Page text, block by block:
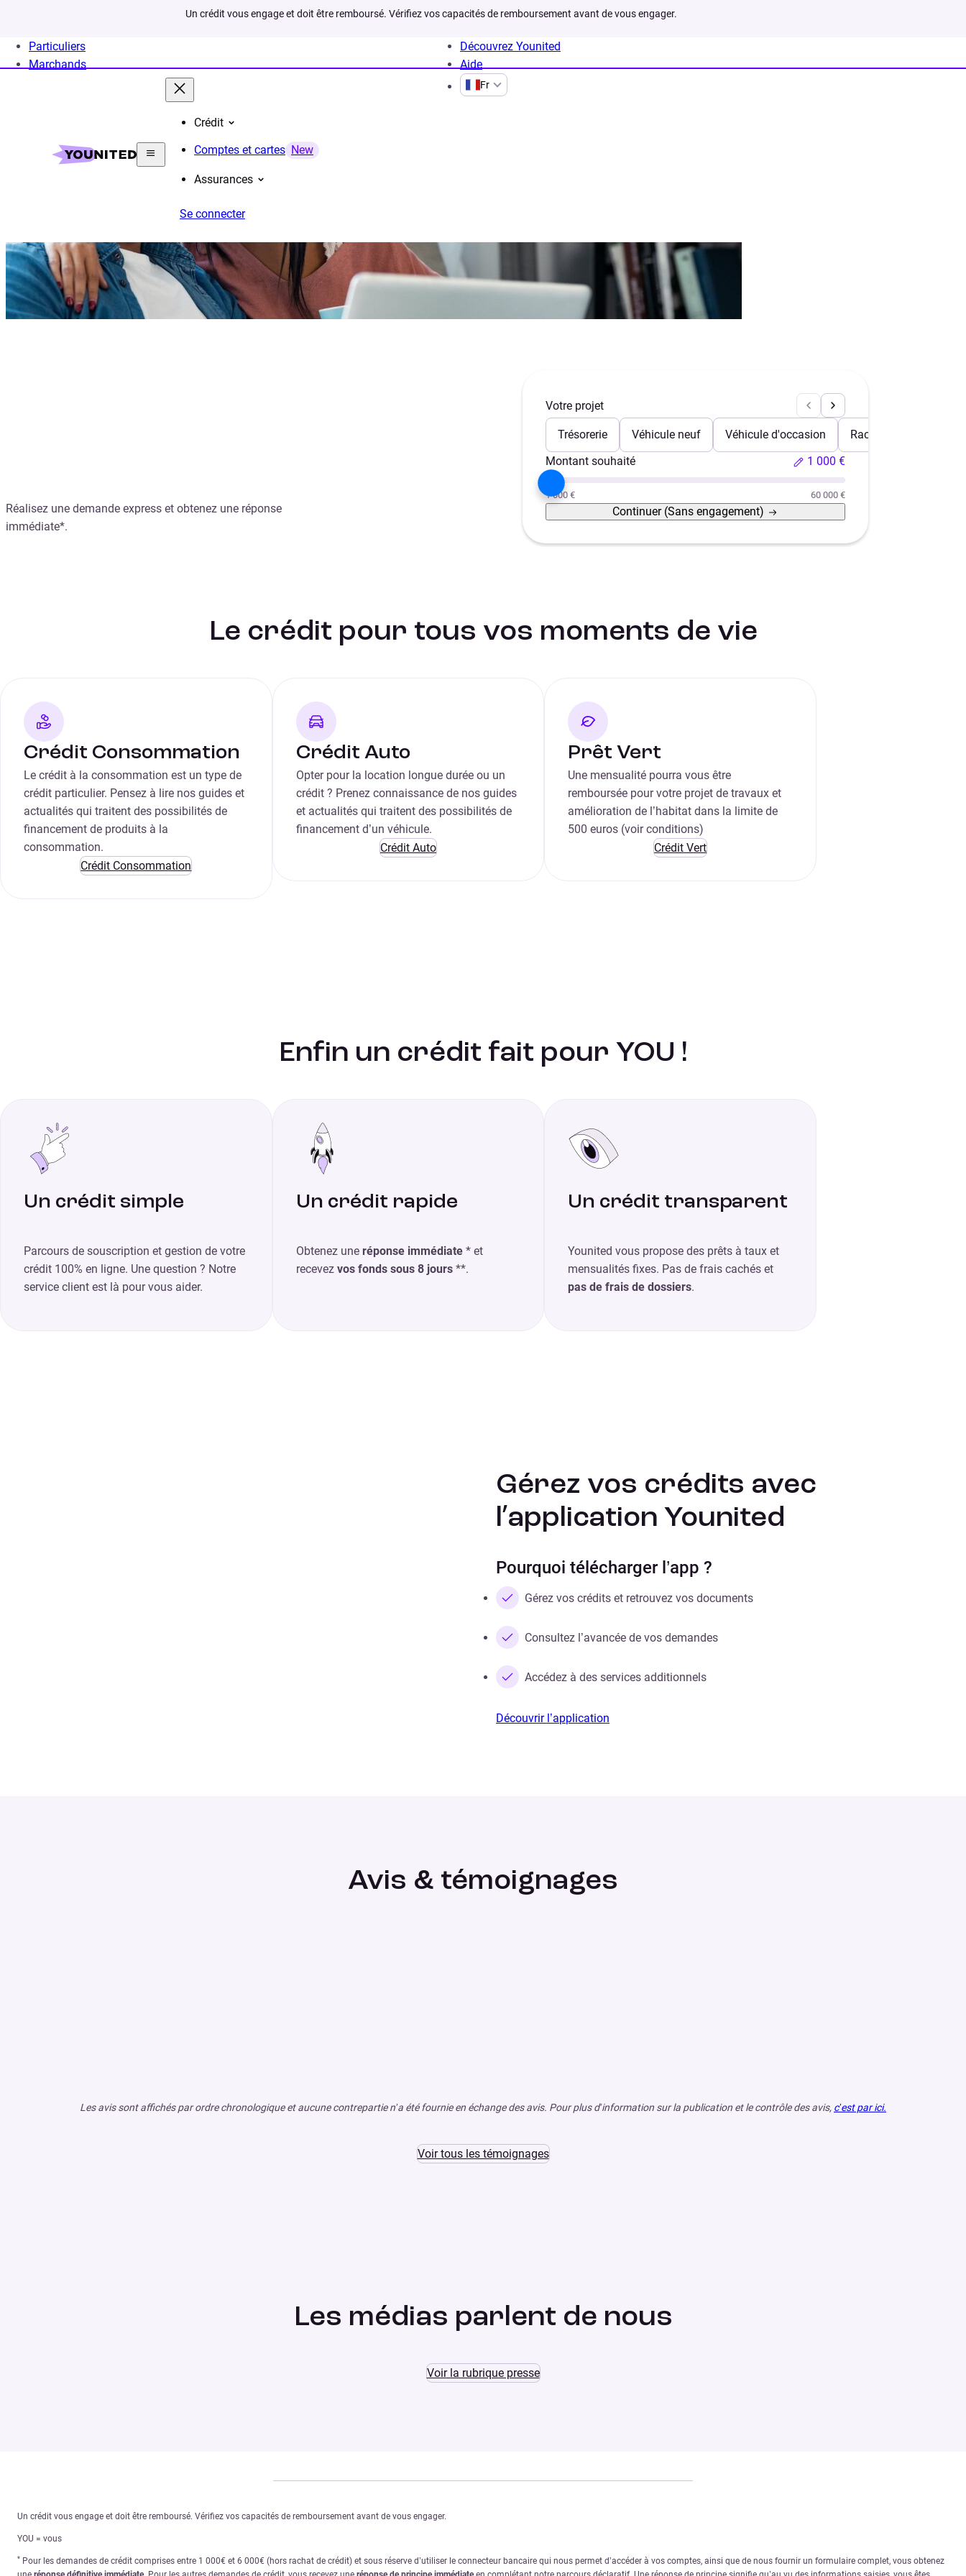
Un crédit vous engage et doit être remboursé. Vérifiez vos capacités de remboursement avant de vous engager.
Particuliers
Marchands
Découvrez Younited
Aide
Fr
Crédit
Comptes et cartes New
Assurances
Se connecter
Réalisez une demande express et obtenez une réponse
immédiate*.
Votre projet
Trésorerie Véhicule neuf Véhicule d'occasion Rachat de crédits
Montant souhaité
1 000 €
1 000 € 60 000 €
Continuer (Sans engagement)
Le crédit pour tous vos moments de vie
Crédit Consommation
Le crédit à la consommation est un type de
crédit particulier. Pensez à lire nos guides et
actualités qui traitent des possibilités de
financement de produits à la
consommation.
Crédit Consommation
Crédit Auto
Opter pour la location longue durée ou un
crédit ? Prenez connaissance de nos guides
et actualités qui traitent des possibilités de
financement d’un véhicule.
Crédit Auto
Prêt Vert
Une mensualité pourra vous être
remboursée pour votre projet de travaux et
amélioration de l’habitat dans la limite de
500 euros (voir conditions)
Crédit Vert
Enfin un crédit fait pour YOU !
Un crédit simple
Parcours de souscription et gestion de votre
crédit 100% en ligne. Une question ? Notre
service client est là pour vous aider.
Un crédit rapide
Obtenez une réponse immédiate* et
recevez vos fonds sous 8 jours**.
Un crédit transparent
Younited vous propose des prêts à taux et
mensualités fixes. Pas de frais cachés et
pas de frais de dossiers.
Gérez vos crédits avec
l’application Younited
Pourquoi télécharger l’app ?
Gérez vos crédits et retrouvez vos documents
Consultez l’avancée de vos demandes
Accédez à des services additionnels
Découvrir l’application
Avis & témoignages
Les avis sont affichés par ordre chronologique et aucune contrepartie n’a été fournie en échange des avis. Pour plus d’information sur la publication et le contrôle des avis, c’est par ici.
Voir tous les témoignages
Les médias parlent de nous
Voir la rubrique presse
Un crédit vous engage et doit être remboursé. Vérifiez vos capacités de remboursement avant de vous engager.
YOU = vous
* Pour les demandes de crédit comprises entre 1 000€ et 6 000€ (hors rachat de crédit) et sous réserve d’utiliser le connecteur bancaire qui nous permet d’accéder à vos comptes, ainsi que de nous fournir un formulaire complet, vous obtenez